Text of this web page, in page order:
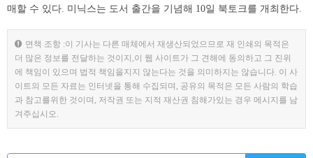
매할 수 있다. 미닉스는 도서 출간을 기념해 10일 북토크를 개최한다.
면책 조항 :이 기사는 다른 매체에서 재생산되었으므로 재 인쇄의 목적은
더 많은 정보를 전달하는 것이지,이 웹 사이트가 그 견해에 동의하고 그 진위
에 책임이 있으며 법적 책임을지지 않는다는 것을 의미하지는 않습니다. 이 사
이트의 모든 자료는 인터넷을 통해 수집되며, 공유의 목적은 모든 사람의 학습
과 참고를위한 것이며, 저작권 또는 지적 재산권 침해가있는 경우 메시지를 남
겨주십시오.